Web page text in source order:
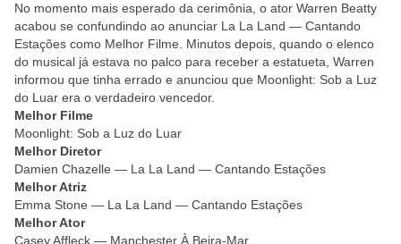
No momento mais esperado da cerimônia, o ator Warren Beatty
acabou se confundindo ao anunciar La La Land — Cantando
Estações como Melhor Filme. Minutos depois, quando o elenco
do musical já estava no palco para receber a estatueta, Warren
informou que tinha errado e anunciou que Moonlight: Sob a Luz
do Luar era o verdadeiro vencedor.
Melhor Filme
Moonlight: Sob a Luz do Luar
Melhor Diretor
Damien Chazelle — La La Land — Cantando Estações
Melhor Atriz
Emma Stone — La La Land — Cantando Estações
Melhor Ator
Casey Affleck — Manchester À Beira-Mar